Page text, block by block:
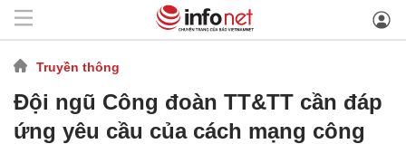
Truyền thông
Đội ngũ Công đoàn TT&TT cần đáp
ứng yêu cầu của cách mạng công